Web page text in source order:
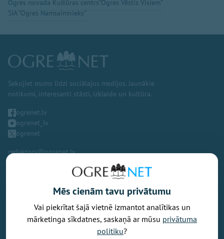
Ogres novada Kultūras centrs"Ogres Vēstis Visiem"
SIA "Ogres Namsaimnieks"
Sekojiet mums līdzi sociālajos medijos. Jaunākie
notikumi, interesanti stāsti, izklaide un kultūra.
ogrenet.lv
ogrenet_lv
ogrenet
redaktors@ogrenet.lv
Vēlaties izteikt savu viedokli par portālu? Pamanījāt kļūdu? Ir
problēma, ko vēlaties apspriest publiski? Vēlaties iesūtīt rakstu par
Jums aktuālu tēmu? Varbūt Jums vajadzīgs padoms? Rakstiet uz
Mēs cienām tavu privātumu
Vai piekrītat šajā vietnē izmantot analītikas un
mārketinga sīkdatnes, saskaņā ar mūsu privātuma
politiku?